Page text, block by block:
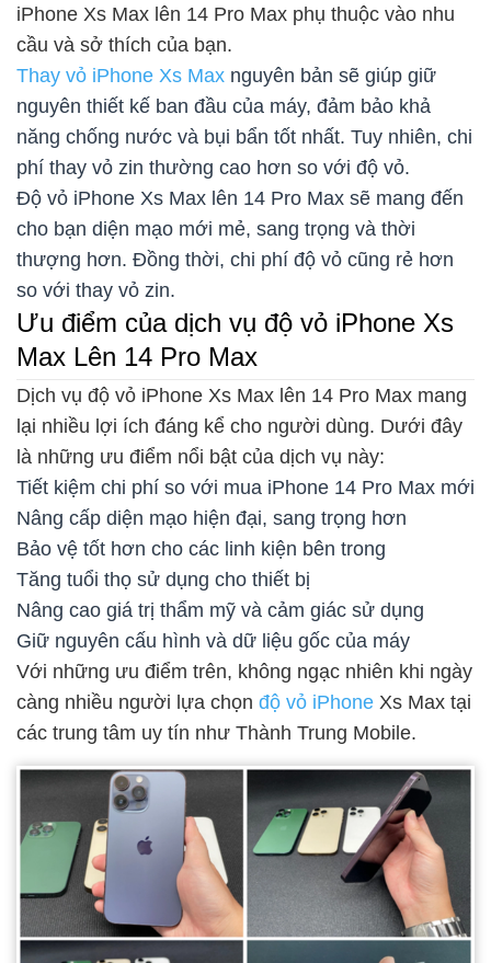
iPhone Xs Max lên 14 Pro Max phụ thuộc vào nhu
cầu và sở thích của bạn.
Thay vỏ iPhone Xs Max nguyên bản sẽ giúp giữ
nguyên thiết kế ban đầu của máy, đảm bảo khả
năng chống nước và bụi bẩn tốt nhất. Tuy nhiên, chi
phí thay vỏ zin thường cao hơn so với độ vỏ.
Độ vỏ iPhone Xs Max lên 14 Pro Max sẽ mang đến
cho bạn diện mạo mới mẻ, sang trọng và thời
thượng hơn. Đồng thời, chi phí độ vỏ cũng rẻ hơn
so với thay vỏ zin.
Ưu điểm của dịch vụ độ vỏ iPhone Xs
Max Lên 14 Pro Max
Dịch vụ độ vỏ iPhone Xs Max lên 14 Pro Max mang
lại nhiều lợi ích đáng kể cho người dùng. Dưới đây
là những ưu điểm nổi bật của dịch vụ này:
Tiết kiệm chi phí so với mua iPhone 14 Pro Max mới
Nâng cấp diện mạo hiện đại, sang trọng hơn
Bảo vệ tốt hơn cho các linh kiện bên trong
Tăng tuổi thọ sử dụng cho thiết bị
Nâng cao giá trị thẩm mỹ và cảm giác sử dụng
Giữ nguyên cấu hình và dữ liệu gốc của máy
Với những ưu điểm trên, không ngạc nhiên khi ngày
càng nhiều người lựa chọn độ vỏ iPhone Xs Max tại
các trung tâm uy tín như Thành Trung Mobile.